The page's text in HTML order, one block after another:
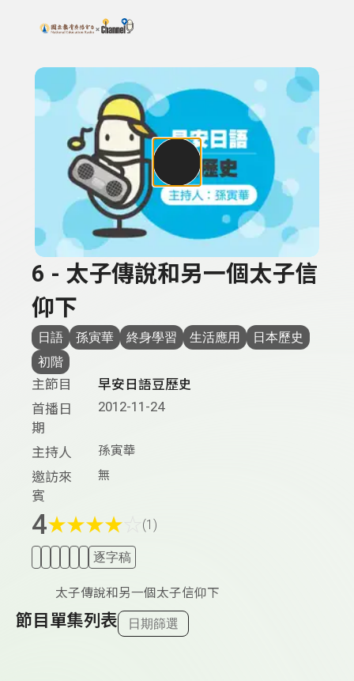
上方功能區塊
搜尋關鍵字：可輸入節目名稱、主持人或關鍵字
6 - 太子傳說和另一個太子信
仰下
日語 孫寅華 終身學習 生活應用
日本歷史
初階
主節目
早安日語豆歷史
首播日
期
2012-11-24
主持人 孫寅華
邀訪來
賓
無
4★★★★ (1)
逐字稿
太子傳說和另一個太子信仰下
節目單集列表 日期篩選